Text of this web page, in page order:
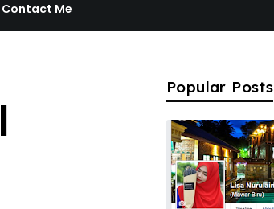
Contact Me
Popular Posts